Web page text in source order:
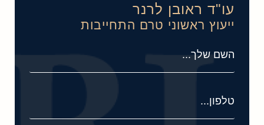
עו"ד ראובן לרנר
ייעוץ ראשוני טרם התחייבות